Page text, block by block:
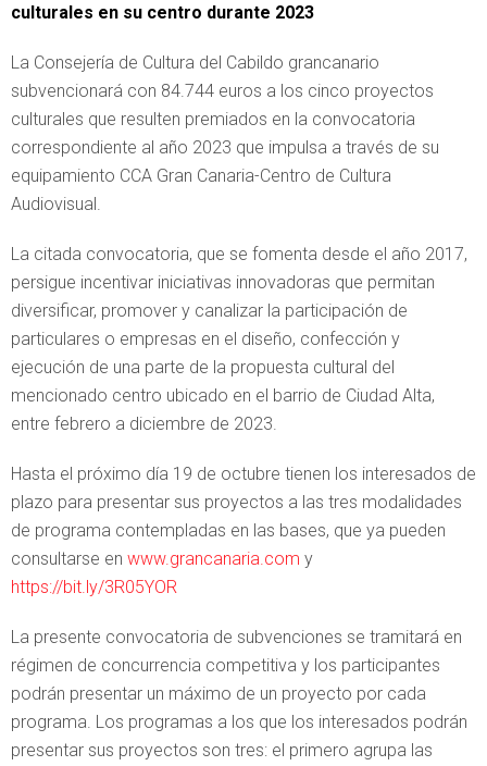
culturales en su centro durante 2023
La Consejería de Cultura del Cabildo grancanario
subvencionará con 84.744 euros a los cinco proyectos
culturales que resulten premiados en la convocatoria
correspondiente al año 2023 que impulsa a través de su
equipamiento CCA Gran Canaria-Centro de Cultura
Audiovisual.
La citada convocatoria, que se fomenta desde el año 2017,
persigue incentivar iniciativas innovadoras que permitan
diversificar, promover y canalizar la participación de
particulares o empresas en el diseño, confección y
ejecución de una parte de la propuesta cultural del
mencionado centro ubicado en el barrio de Ciudad Alta,
entre febrero a diciembre de 2023.
Hasta el próximo día 19 de octubre tienen los interesados de
plazo para presentar sus proyectos a las tres modalidades
de programa contempladas en las bases, que ya pueden
consultarse en www.grancanaria.com y
https://bit.ly/3R05YOR
La presente convocatoria de subvenciones se tramitará en
régimen de concurrencia competitiva y los participantes
podrán presentar un máximo de un proyecto por cada
programa. Los programas a los que los interesados podrán
presentar sus proyectos son tres: el primero agrupa las